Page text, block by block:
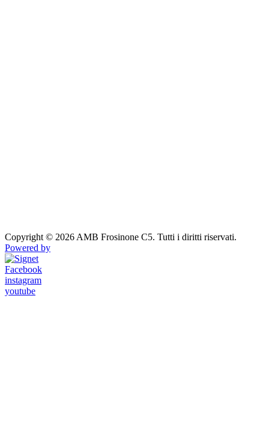
Copyright © 2026 AMB Frosinone C5. Tutti i diritti riservati.
Powered by
Facebook
instagram
youtube